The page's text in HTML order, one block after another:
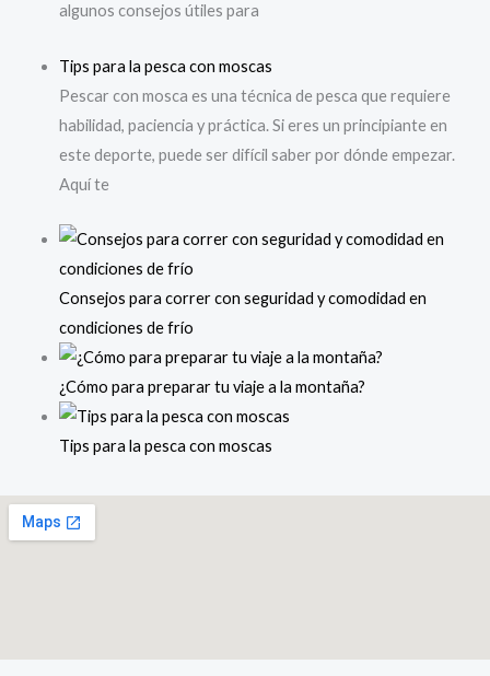
algunos consejos útiles para
Tips para la pesca con moscas
Pescar con mosca es una técnica de pesca que requiere
habilidad, paciencia y práctica. Si eres un principiante en
este deporte, puede ser difícil saber por dónde empezar.
Aquí te
Consejos para correr con seguridad y comodidad en
condiciones de frío
¿Cómo para preparar tu viaje a la montaña?
Tips para la pesca con moscas